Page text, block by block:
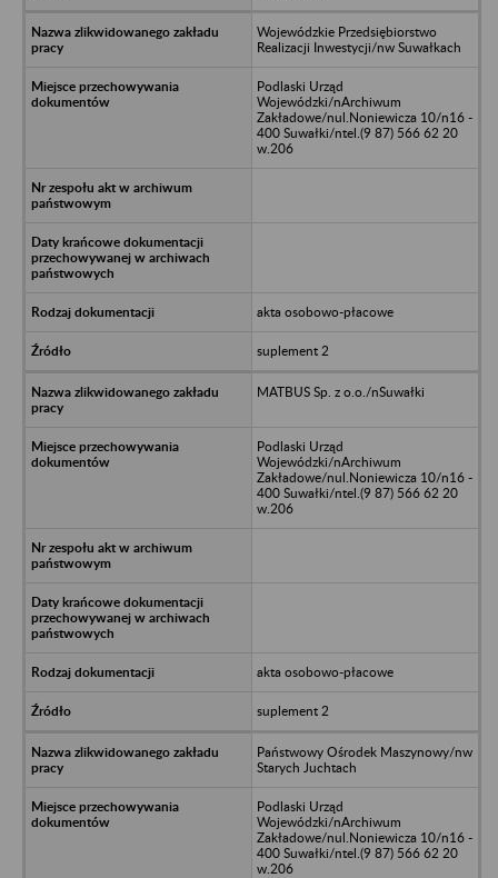
Wojewódzkie Przedsiębiorstwo
Realizacji Inwestycji/nw Suwałkach
Podlaski Urząd
Wojewódzki/nArchiwum
Zakładowe/nul.Noniewicza 10/n16 -
400 Suwałki/ntel.(9 87) 566 62 20
w.206
akta osobowo-płacowe
suplement 2
MATBUS Sp. z o.o./nSuwałki
Podlaski Urząd
Wojewódzki/nArchiwum
Zakładowe/nul.Noniewicza 10/n16 -
400 Suwałki/ntel.(9 87) 566 62 20
w.206
akta osobowo-płacowe
suplement 2
Państwowy Ośrodek Maszynowy/nw
Starych Juchtach
Podlaski Urząd
Wojewódzki/nArchiwum
Zakładowe/nul.Noniewicza 10/n16 -
400 Suwałki/ntel.(9 87) 566 62 20
w.206